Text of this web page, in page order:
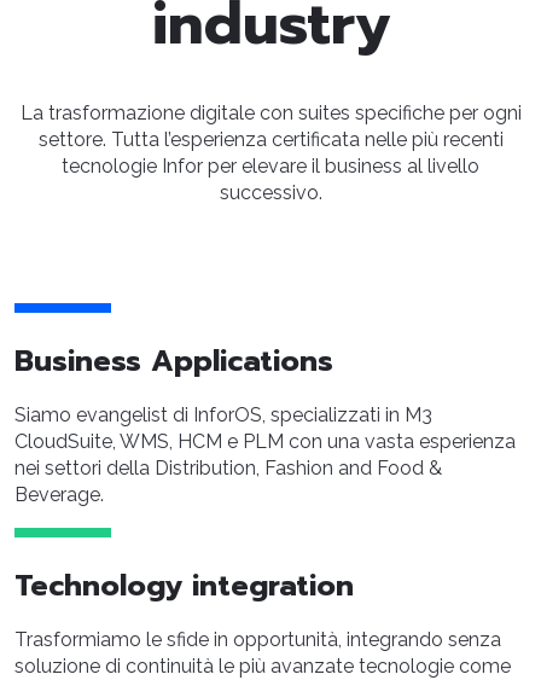
industry
La trasformazione digitale con suites specifiche per ogni
settore. Tutta l’esperienza certificata nelle più recenti
tecnologie Infor per elevare il business al livello
successivo.
Business Applications
Siamo evangelist di InforOS, specializzati in M3
CloudSuite, WMS, HCM e PLM con una vasta esperienza
nei settori della Distribution, Fashion and Food &
Beverage.
Technology integration
Trasformiamo le sfide in opportunità, integrando senza
soluzione di continuità le più avanzate tecnologie come